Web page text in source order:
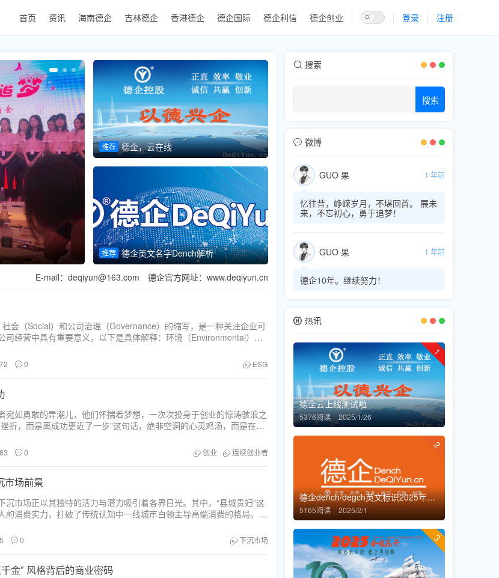
首页 资讯 海南德企 吉林德企 香港德企 德企国际 德企利信 德企创业 登录 注册
推荐 初心永不改，德企再杨帆 推荐
推荐 德企，云在线
推荐 德企英文名字Dench解析
E-mail：deqiyun@163.com 德企官方网址：www.deqiyun.cn
会（Social）和公司治理（Governance）的缩写，是一种关注企业可
司经营中具有重要意义，以下是具体解释：环境（Environmental）：
的保...
0 ESG
宛如勇敢的弄潮儿，他们怀揣着梦想，一次次投身于创业的惊涛骇浪之
折，而是离成功更近了一步”这句话，绝非空洞的心灵鸡汤，而是在血
乔布斯为例，他在苹...
0 创业 连续创业者
市场前景
市场正以其独特的活力与潜力吸引着各界目光。其中，“县城贵妇”这
的消费实力，打破了传统认知中一线城市白领主导高端消费的格局。从
消费特征，不仅有助于...
0 下沉市场
金” 风格背后的商业密码
搜索
搜索
微博
GUO 果 1 年前
忆往昔，峥嵘岁月，不堪回首。 展未
来，不忘初心，勇于追梦！
GUO 果 1 年前
德企10年。继续努力！
热讯
1
德企云上线测试啦
5376阅读 2025/1/26
2
德企dench/degch英文标识2025年停用
5165阅读 2025/2/1
3